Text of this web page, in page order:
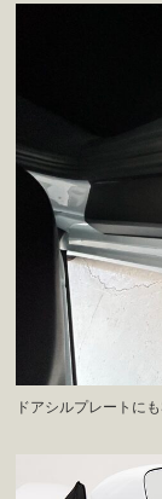
ドアシルプレートに